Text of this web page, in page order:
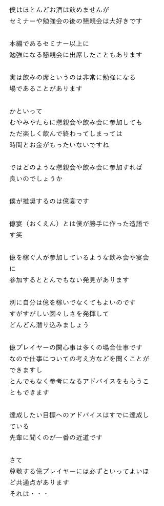
僕はほとんどお酒は飲めませんが
セミナーや勉強会の後の懇親会は大好きです
本編であるセミナー以上に
勉強になる懇親会に出席したこともあります
実は飲みの席というのは非常に勉強になる
場であることがあります
かといって
むやみやたらに懇親会や飲み会に参加しても
ただ楽しく飲んで終わってしまっては
時間とお金がもったいないですね
ではどのような懇親会や飲み会に参加すれば
良いのでしょうか
僕が推奨するのは億宴です
億宴（おくえん）とは僕が勝手に作った造語で
す笑
億を稼ぐ人が参加しているような飲み会や宴会
に
参加するととんでもない発見があります
別に自分は億を稼いでなくてもよいのです
すがすがしい図々しさを発揮して
どんどん潜り込みましょう
億プレイヤーの関心事は多くの場合仕事です
なので仕事についての考え方などを聞くことが
できますし
とんでもなく参考になるアドバイスをもらうこ
ともできます
達成したい目標へのアドバイスはすでに達成し
ている
先輩に聞くのが一番の近道です
さて
尊敬する億プレイヤーには必ずといってよいほ
ど共通点があります
それは・・・